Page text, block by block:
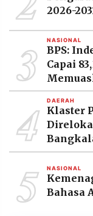
2026-
3 NASIONAL
BPS:
Capai
4 DAERAH
Klaster
5 NASIONAL
Bahasa